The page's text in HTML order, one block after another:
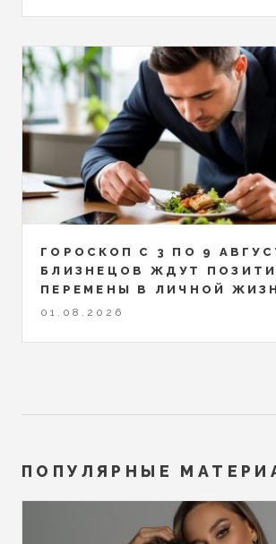
ГОРОСКОП С 3 ПО 9
БЛИЗНЕЦОВ ЖДУТ
ПЕРЕМЕНЫ В ЛИЧНОЙ
01.08.2026
ПОПУЛЯРНЫЕ